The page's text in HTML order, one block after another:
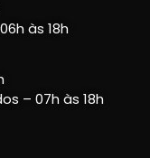
às 18h
– 07h às 18h